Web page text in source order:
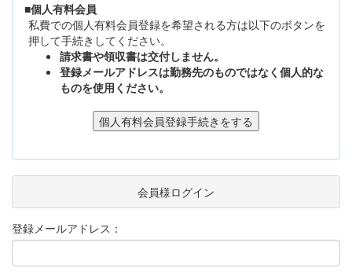
■個人有料会員
私費での個人有料会員登録を希望される方は以下のボタンを
押して手続きしてください。
請求書や領収書は交付しません。
登録メールアドレスは勤務先のものではなく個人的な
ものを使用ください。
会員様ログイン
登録メールアドレス：